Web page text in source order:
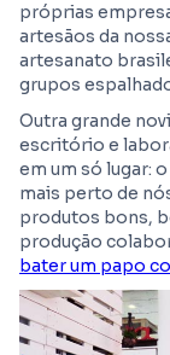
próprias
artesãos da
artesanato
grupos
Outra grande
escritório e
em um só lugar: o
mais perto de
produtos bons,
produção
bater um papo